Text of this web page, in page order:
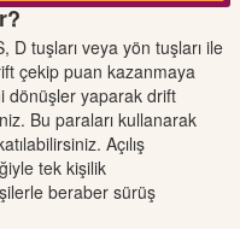
D tuşları veya yön tuşları ile
çekip puan kazanmaya
dönüşler yaparak drift
Bu paraları kullanarak
Açılış
tek kişilik
beraber sürüş